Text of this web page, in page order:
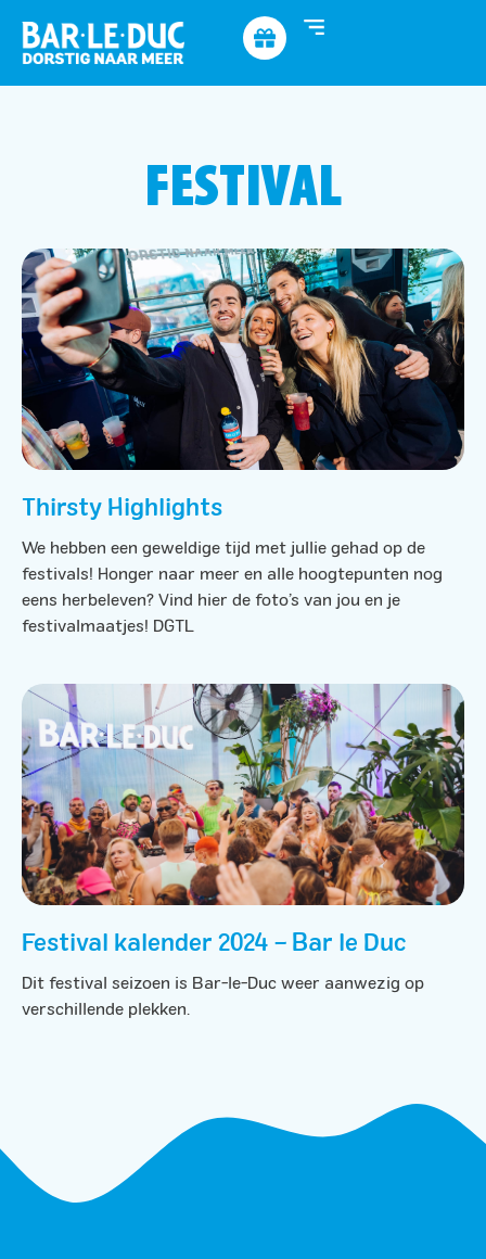
FESTIVAL
Thirsty Highlights
We hebben een geweldige tijd met jullie gehad op de
festivals! Honger naar meer en alle hoogtepunten nog
eens herbeleven? Vind hier de foto’s van jou en je
festivalmaatjes! DGTL
Festival kalender 2024 – Bar le Duc
Dit festival seizoen is Bar-le-Duc weer aanwezig op
verschillende plekken.